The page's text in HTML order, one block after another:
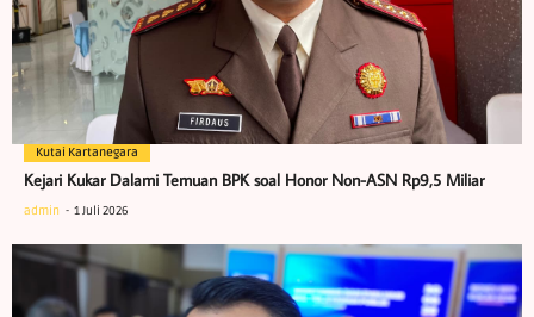
Kutai Kartanegara
Kejari Kukar Dalami Temuan BPK soal Honor Non-ASN Rp9,5 Miliar
admin 1 Juli 2026